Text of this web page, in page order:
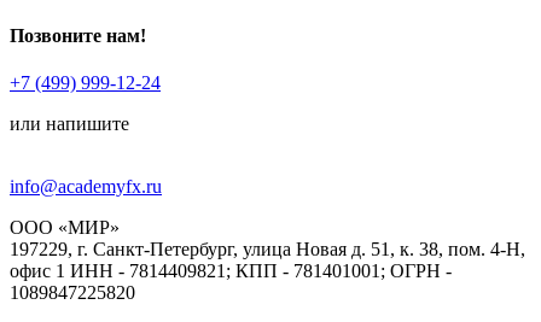
Позвоните нам!
+7 (499) 999-12-24
или напишите
info@academyfx.ru
ООО «МИР»
197229, г. Санкт-Петербург, улица Новая д. 51, к. 38, пом. 4-Н,
офис 1 ИНН - 7814409821; КПП - 781401001; ОГРН -
1089847225820